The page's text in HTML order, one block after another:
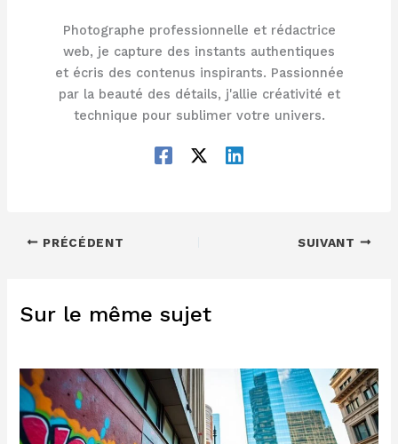
Photographe professionnelle et rédactrice
web, je capture des instants authentiques
et écris des contenus inspirants. Passionnée
par la beauté des détails, j'allie créativité et
technique pour sublimer votre univers.
PRÉCÉDENT SUIVANT
Sur le même sujet